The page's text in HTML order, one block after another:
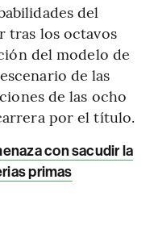
del
tras los octavos
del modelo de
de las
de las ocho
por el título.
con sacudir la
primas